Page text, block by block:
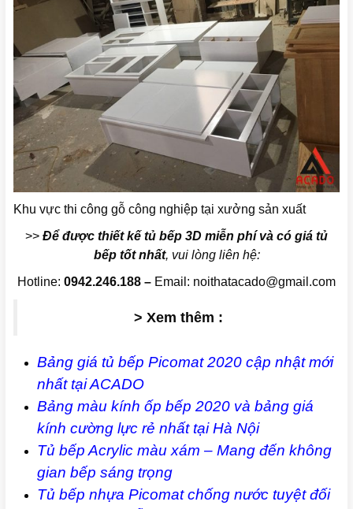
Khu vực thi công gỗ công nghiệp tại xưởng sản xuất
>> Để được thiết kế tủ bếp 3D miễn phí và có giá tủ
bếp tốt nhất, vui lòng liên hệ:
Hotline: 0942.246.188 – Email: noithatacado@gmail.com
> Xem thêm :
Bảng giá tủ bếp Picomat 2020 cập nhật mới
nhất tại ACADO
Bảng màu kính ốp bếp 2020 và bảng giá
kính cường lực rẻ nhất tại Hà Nội
Tủ bếp Acrylic màu xám – Mang đến không
gian bếp sáng trọng
Tủ bếp nhựa Picomat chống nước tuyệt đối